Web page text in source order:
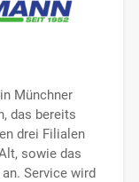
Münchner
das bereits
drei Filialen
sowie das
Service wird